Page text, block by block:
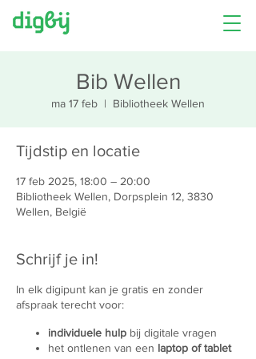
Bib Wellen
ma 17 feb
  |
Bibliotheek Wellen
Tijdstip en locatie
17 feb 2025, 18:00 – 20:00
Bibliotheek Wellen, Dorpsplein 12, 3830
Wellen, België
Schrijf je in!
In elk digipunt kan je gratis en zonder
afspraak terecht voor:
individuele hulp bij digitale vragen
het ontlenen van een laptop of tablet